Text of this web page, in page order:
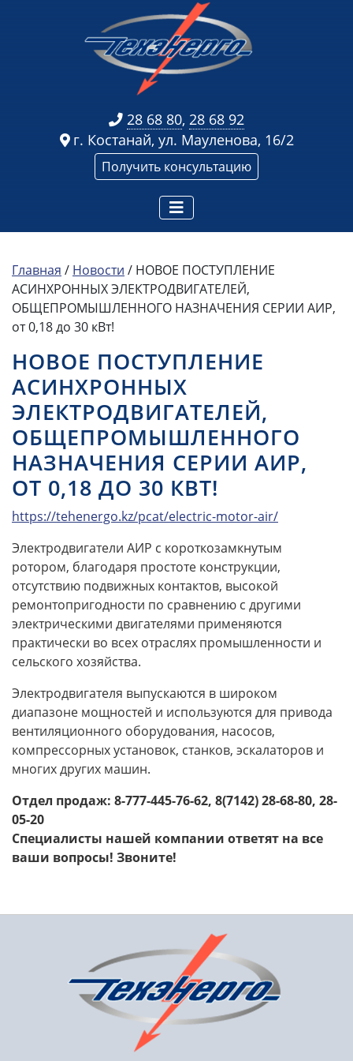
28 68 80, 28 68 92
г. Костанай, ул. Мауленова, 16/2
Получить консультацию
Главная / Новости / НОВОЕ ПОСТУПЛЕНИЕ
АСИНХРОННЫХ ЭЛЕКТРОДВИГАТЕЛЕЙ,
ОБЩЕПРОМЫШЛЕННОГО НАЗНАЧЕНИЯ СЕРИИ АИР,
от 0,18 до 30 кВт!
НОВОЕ ПОСТУПЛЕНИЕ
АСИНХРОННЫХ
ЭЛЕКТРОДВИГАТЕЛЕЙ,
ОБЩЕПРОМЫШЛЕННОГО
НАЗНАЧЕНИЯ СЕРИИ АИР,
ОТ 0,18 ДО 30 КВТ!
https://tehenergo.kz/pcat/electric-motor-air/
Электродвигатели АИР с короткозамкнутым
ротором, благодаря простоте конструкции,
отсутствию подвижных контактов, высокой
ремонтопригодности по сравнению с другими
электрическими двигателями применяются
практически во всех отраслях промышленности и
сельского хозяйства.
Электродвигателя выпускаются в широком
диапазоне мощностей и используются для привода
вентиляционного оборудования, насосов,
компрессорных установок, станков, эскалаторов и
многих других машин.
Отдел продаж: 8-777-445-76-62, 8(7142) 28-68-80, 28-
05-20
Специалисты нашей компании ответят на все
ваши вопросы! Звоните!